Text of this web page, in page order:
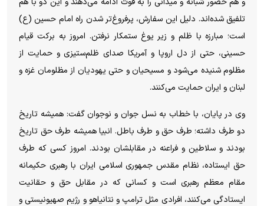
تلفیق شده‌اند. دلیل این سفارش، پرفروغ‌تر شدن راه امام حسین (ع)
است؛ مبارزه با ظلم و زیر یوغ ستمکار نرفتن. امروز به برکت قیام
حسینی، حتی از دل اروپا و آمریکا صدای ظلم‌ستیزی و حمایت از
مظلوم شنیده می‌شود و مسیحیان و حتی یهودیان از مظلومان غزه و
لبنان و ایران حمایت می‌کنند.
وی در پایان، با خطاب به نسل جوان و نوجوان گفت: همیشه تاریخ
دو طرف داشته؛ طرف حق و طرف باطل. انبیا همیشه طرف حق تاریخ
بودند و سلاطین و فراعنه در مقابلشان بودند. امروز کسی که طرف
حق ایستاده، نظام مقدس جمهوری اسلامی ایران با رهبری حکیمانه
مقام معظم رهبری است و کسانی که در مقابل حق و حقانیت
ایستادگی می‌کنند، افرادی مثل ترامپ و نتانیاهو و رژیم صهیونیستی و